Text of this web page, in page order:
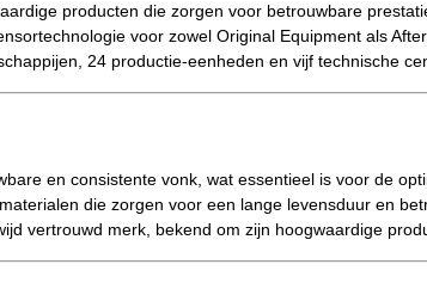
producten die zorgen voor betrouwbare
voor zowel Original Equipment als
24 productie-eenheden en vijf technische
en consistente vonk, wat essentieel is voor de
die zorgen voor een lange levensduur en
vertrouwd merk, bekend om zijn hoogwaardige